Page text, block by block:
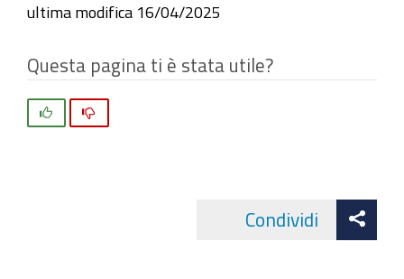
ultima modifica 16/04/2025
Questa pagina ti è stata utile?
Condividi